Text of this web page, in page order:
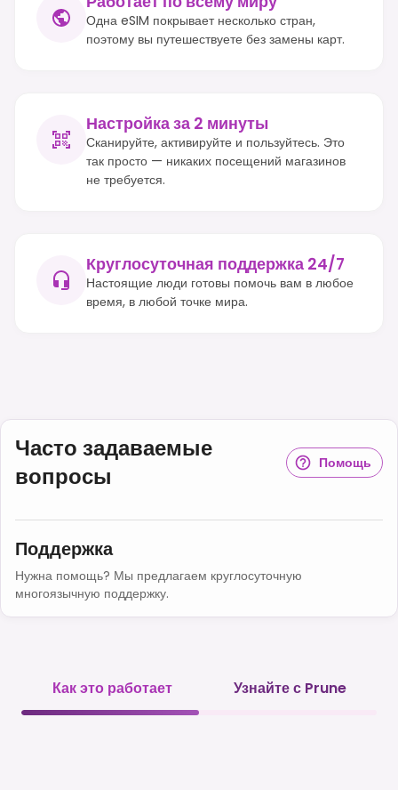
Одна eSIM покрывает несколько стран,
поэтому вы путешествуете без замены карт.
Настройка за 2 минуты
Сканируйте, активируйте и пользуйтесь. Это
так просто — никаких посещений магазинов
не требуется.
Круглосуточная поддержка 24/7
Настоящие люди готовы помочь вам в любое
время, в любой точке мира.
Часто задаваемые
вопросы
Помощь
Поддержка
Нужна помощь? Мы предлагаем круглосуточную
многоязычную поддержку.
Как это работает Узнайте с Prune